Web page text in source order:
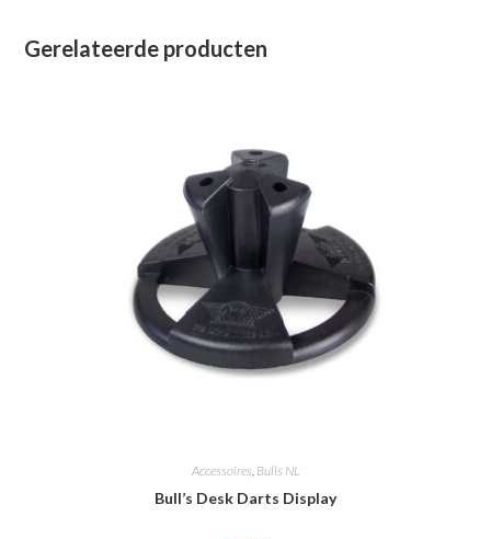
Gerelateerde producten
Accessoires Bulls NL
Bull’s Desk Darts Display